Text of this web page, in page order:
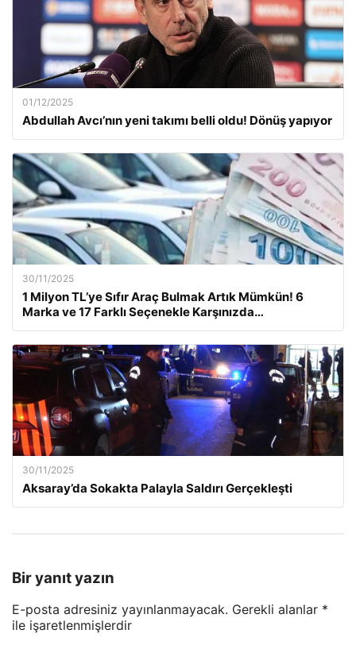
01/12/2025
Abdullah Avcı’nın yeni takımı belli oldu! Dönüş yapıyor
30/11/2025
1 Milyon TL’ye Sıfır Araç Bulmak Artık Mümkün! 6
Marka ve 17 Farklı Seçenekle Karşınızda…
30/11/2025
Aksaray’da Sokakta Palayla Saldırı Gerçekleşti
Bir yanıt yazın
E-posta adresiniz yayınlanmayacak. Gerekli alanlar *
ile işaretlenmişlerdir